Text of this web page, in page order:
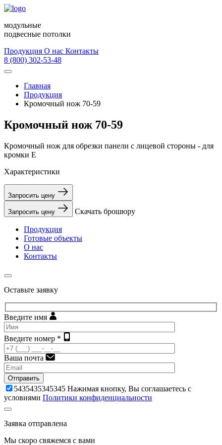
модульные
подвесные потолки
Продукция О нас Контакты
8 (800) 302-53-48
Главная
Продукция
Кромочный нож 70-59
Кромочный нож 70-59
Кромочный нож для обрезки панели с лицевой стороны - для
кромки Е
Характеристики
Запросить цену
Запросить цену Скачать брошюру
Продукция
Готовые объекты
О нас
Контакты
Оставьте заявку
Введите имя
Введите номер *
Ваша почта
Отправить
5435435345345 Нажимая кнопку, Вы соглашаетесь с
условиями Политики конфиденциальности
Заявка отправлена
Мы скоро свяжемся с вами